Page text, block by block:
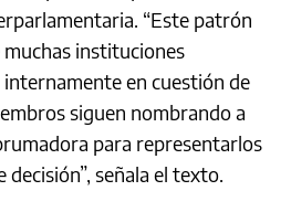
“Este patrón
instituciones
en cuestión de
siguen nombrando a
para representarlos
señala el texto.